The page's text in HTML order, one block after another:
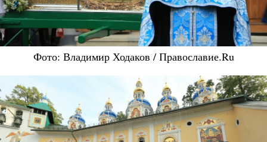
Фото: Владимир Ходаков / Православие.Ru